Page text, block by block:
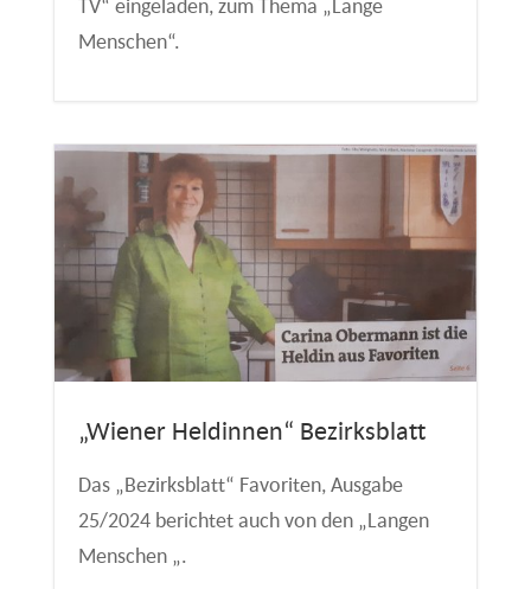
TV“ eingeladen, zum Thema „Lange
Menschen“.
„Wiener Heldinnen“ Bezirksblatt
Das „Bezirksblatt“ Favoriten, Ausgabe
25/2024 berichtet auch von den „Langen
Menschen „.